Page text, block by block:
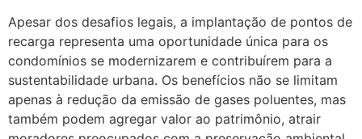
Apesar dos desafios legais, a implantação de pontos de
recarga representa uma oportunidade única para os
condomínios se modernizarem e contribuírem para a
sustentabilidade urbana. Os benefícios não se limitam
apenas à redução da emissão de gases poluentes, mas
também podem agregar valor ao patrimônio, atrair